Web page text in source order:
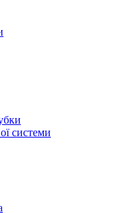
системи